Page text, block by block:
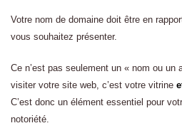
Votre nom de domaine doit être en
vous souhaitez présenter.
Ce n’est pas seulement un « nom ou un
visiter votre site web, c’est votre vitrine
C’est donc un élément essentiel pour
notoriété.